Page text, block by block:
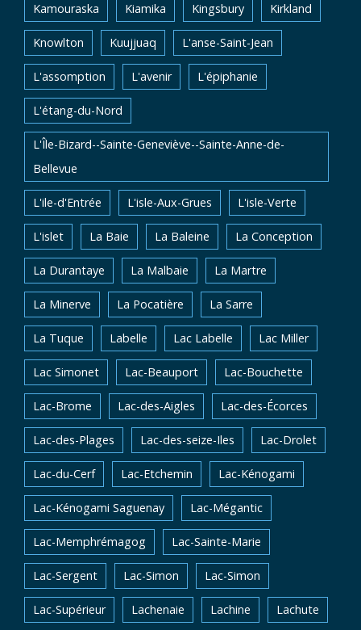
Kamouraska Kiamika Kingsbury Kirkland
Knowlton Kuujjuaq L'anse-Saint-Jean
L'assomption L'avenir L'épiphanie
L'étang-du-Nord
L'Île-Bizard--Sainte-Geneviève--Sainte-Anne-de-
Bellevue
L'ile-d'Entrée L'isle-Aux-Grues L'isle-Verte
L'islet La Baie La Baleine La Conception
La Durantaye La Malbaie La Martre
La Minerve La Pocatière La Sarre
La Tuque Labelle Lac Labelle Lac Miller
Lac Simonet Lac-Beauport Lac-Bouchette
Lac-Brome Lac-des-Aigles Lac-des-Écorces
Lac-des-Plages Lac-des-seize-Iles Lac-Drolet
Lac-du-Cerf Lac-Etchemin Lac-Kénogami
Lac-Kénogami Saguenay Lac-Mégantic
Lac-Memphrémagog Lac-Sainte-Marie
Lac-Sergent Lac-Simon Lac-Simon
Lac-Supérieur Lachenaie Lachine Lachute